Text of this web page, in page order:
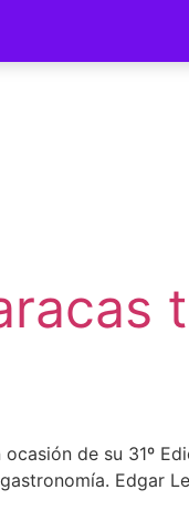
de su 31º
Edgar